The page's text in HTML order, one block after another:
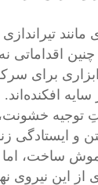
تیراندازی
اقداماتی
ابزاری برای
توجیه
و ایستادگی
ساخت، اما
از این